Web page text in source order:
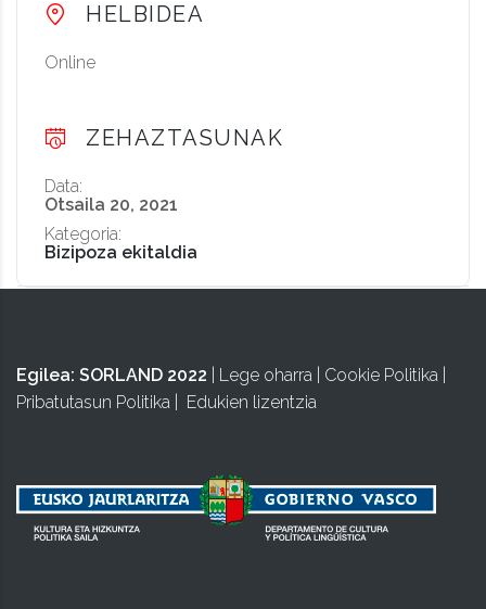
HELBIDEA
Online
ZEHAZTASUNAK
Data:
Otsaila 20, 2021
Kategoria:
Bizipoza ekitaldia
Egilea: SORLAND 2022 Lege oharra Cookie Politika
Pribatutasun Politika
Edukien lizentzia